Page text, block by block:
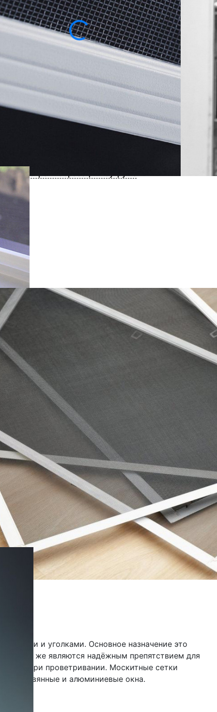
с учетом защиты фасада и комфорта в
птиц, сохраняя свободную циркуляцию воздуха и
с ячейками 1,0×1,0 мм, сваренное в местах
устойчиво к выдергиванию волокон, коррозии и
водой под давлением.
Посмотреть образец в шоу-руме
и уголками. Основное назначение это
а так же являются надёжным препятствием для
при проветривании. Москитные сетки
деревянные и алюминиевые окна.